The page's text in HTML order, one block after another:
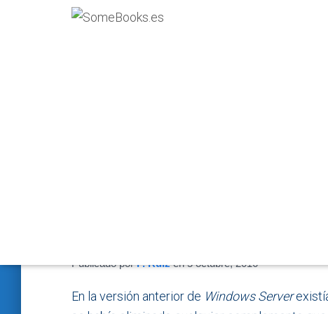
Publicado porP. Ruizen5 octubre, 2016
En la versión anterior de Windows Server